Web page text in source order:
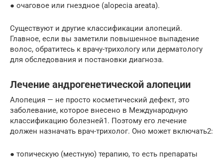
● очаговое или гнездное (alopecia areata).
Существуют и другие классификации алопеций.
Главное, если вы заметили повышенное выпадение
волос, обратитесь к врачу-трихологу или дерматологу
для обследования и постановки диагноза.
Лечение андрогенетической алопеции
Алопеция — не просто косметический дефект, это
заболевание, которое внесено в Международную
классификацию болезней1. Поэтому его лечение
должен назначать врач-трихолог. Оно может включать2:
● топическую (местную) терапию, то есть препараты